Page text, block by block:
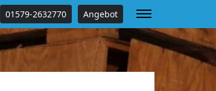
01579-2632770 Angebot